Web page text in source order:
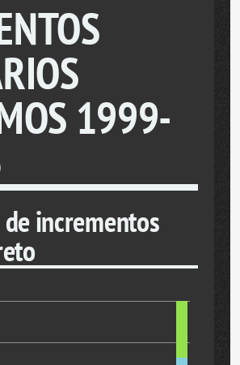
1999-
incrementos